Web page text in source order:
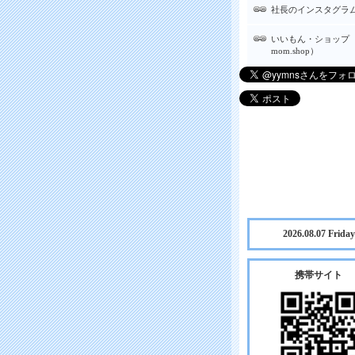
社長のインスタグラ
いいもん・ショップ
mom.shop）
2026.08.07 Friday
携帯サイト